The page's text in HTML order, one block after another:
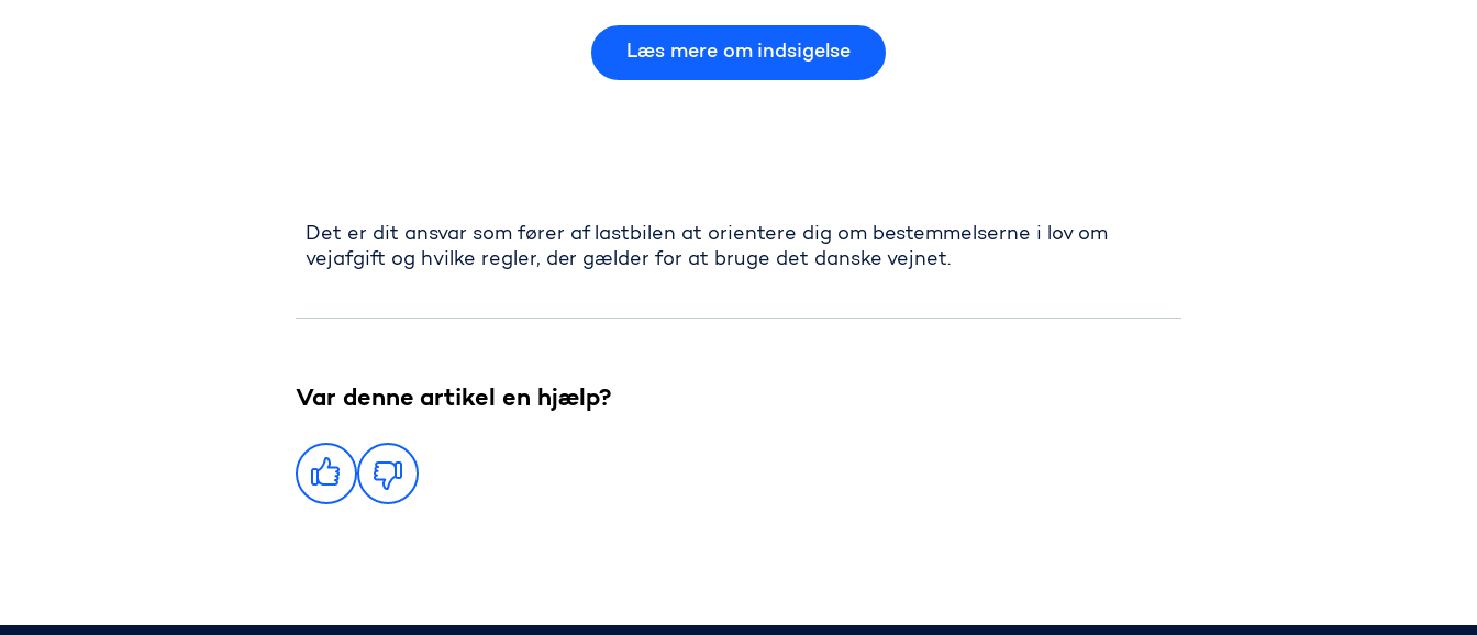
Læs mere om indsigelse
Dit ansvar
Det er dit ansvar som fører af lastbilen at orientere dig om bestemmelserne i lov om
vejafgift og hvilke regler, der gælder for at bruge det danske vejnet.
Var denne artikel en hjælp?